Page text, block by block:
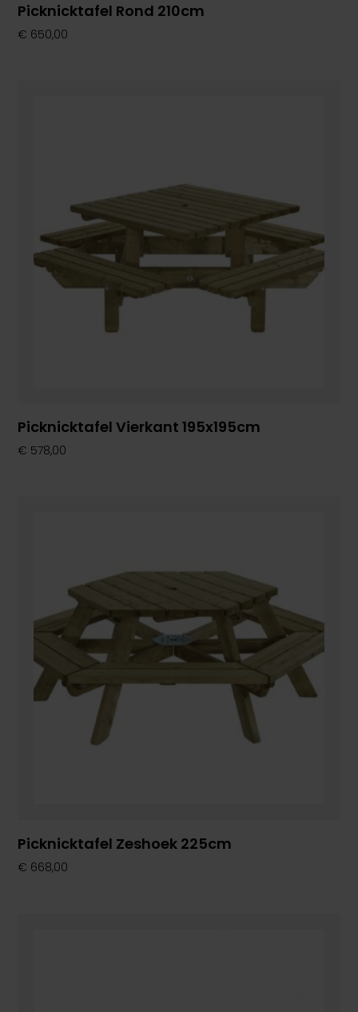
Picknicktafel Rond 210cm
€ 650,00
Picknicktafel Vierkant 195x195cm
€ 578,00
Picknicktafel Zeshoek 225cm
€ 668,00